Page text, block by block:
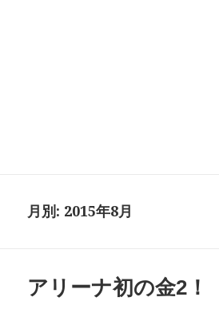
月別: 2015年8月
アリーナ初の金2！